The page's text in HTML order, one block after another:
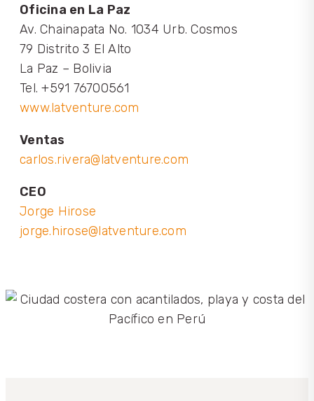
Oficina en La Paz
Av. Chainapata No. 1034 Urb. Cosmos
79 Distrito 3 El Alto
La Paz – Bolivia
Tel. +591 76700561
www.latventure.com
Ventas
carlos.rivera@latventure.com
CEO
Jorge Hirose
jorge.hirose@latventure.com